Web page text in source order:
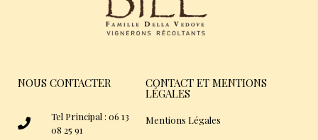
NOUS CONTACTER
Tel Principal : 06 13
08 25 91
CONTACT ET MENTIONS
LÉGALES
Mentions Légales